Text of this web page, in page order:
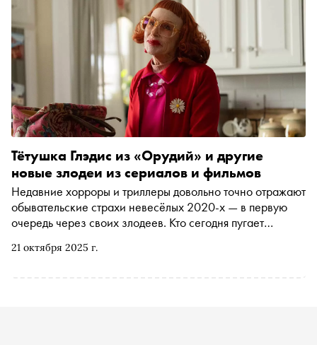
21 октября 2025 г.
Тётушка Глэдис из «Орудий» и другие
новые злодеи из сериалов и фильмов
Недавние хорроры и триллеры довольно точно отражают
обывательские страхи невесёлых 2020-х — в первую
очередь через своих злодеев. Кто сегодня пугает
бездумных дронов у себя на посылках, или